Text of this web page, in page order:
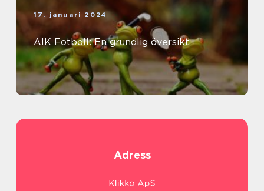
17. januari 2024
AIK Fotboll: En grundlig översikt
Adress